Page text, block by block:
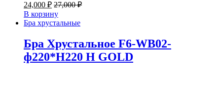
24,000 ₽ 27,000₽
В корзину
Бра хрустальные
Бра Хрустальное F6-WB02-
ф220*H220 H GOLD